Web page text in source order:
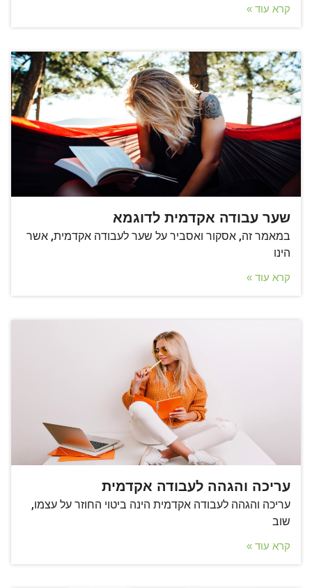
קרא עוד »
שער עבודה אקדמית לדוגמא
במאמר זה, אסקור ואסביר על שער לעבודה אקדמית, אשר
הינו
קרא עוד »
עריכה והגהה לעבודה אקדמית
עריכה והגהה לעבודה אקדמית הינה ביטוי החוזר על עצמו,
שוב
קרא עוד »